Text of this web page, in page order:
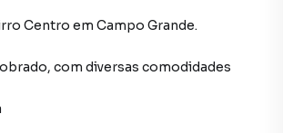
Centro em Campo Grande.
, com diversas comodidades